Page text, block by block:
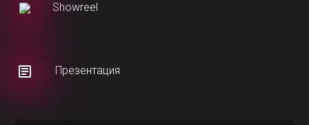
Showreel
Презентация